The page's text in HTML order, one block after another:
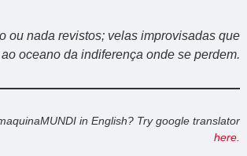
ou nada revistos; velas improvisadas que
oceano da indiferença onde se perdem.
in English? Try google translator
here